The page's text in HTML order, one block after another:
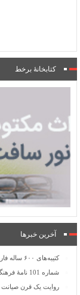
کتابخانۀ برخط
آخرین خبرها
کتیبه‌های ۶۰۰ ساله فارسی در هندوستان
شماره 101 نامۀ فرهنگستان منتشر شد
روایت یک قرن صیانت